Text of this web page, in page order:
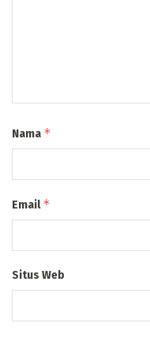
Nama *
Email*
Situs Web